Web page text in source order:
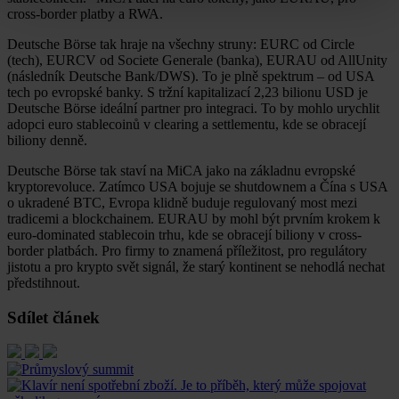
cross-border platby a RWA.
Deutsche Börse tak hraje na všechny struny: EURC od Circle
(tech), EURCV od Societe Generale (banka), EURAU od AllUnity
(následník Deutsche Bank/DWS). To je plně spektrum – od USA
tech po evropské banky. S tržní kapitalizací 2,23 bilionu USD je
Deutsche Börse ideální partner pro integraci. To by mohlo urychlit
adopci euro stablecoinů v clearing a settlementu, kde se obracejí
biliony denně.
Deutsche Börse tak staví na MiCA jako na základnu evropské
kryptorevoluce. Zatímco USA bojuje se shutdownem a Čína s USA
o ukradené BTC, Evropa klidně buduje regulovaný most mezi
tradicemi a blockchainem. EURAU by mohl být prvním krokem k
euro-dominated stablecoin trhu, kde se obracejí biliony v cross-
border platbách. Pro firmy to znamená příležitost, pro regulátory
jistotu a pro krypto svět signál, že starý kontinent se nehodlá nechat
předstihnout.
Sdílet článek